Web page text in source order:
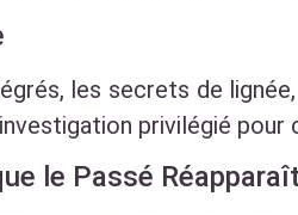
les secrets de
privilégié
le Passé Réapparaît